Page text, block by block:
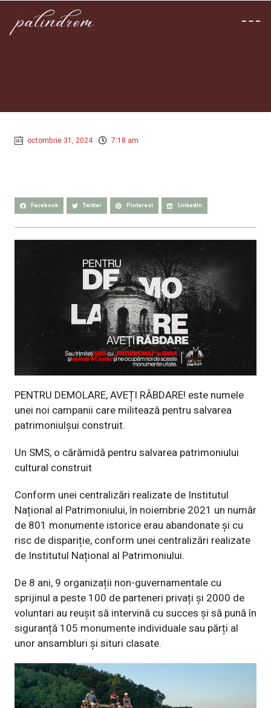
octombrie 31, 2024 7:18 am
Facebook Twitter Pinterest LinkedIn
PENTRU DEMOLARE, AVEȚI RĂBDARE! este numele
unei noi campanii care militează pentru salvarea
patrimoniulșui construit.
Un SMS, o cărămidă pentru salvarea patrimoniului
cultural construit
Conform unei centralizări realizate de Institutul
Național al Patrimoniului, în noiembrie 2021 un număr
de 801 monumente istorice erau abandonate și cu
risc de dispariție, conform unei centralizări realizate
de Institutul Național al Patrimoniului.
De 8 ani, 9 organizații non-guvernamentale cu
sprijinul a peste 100 de parteneri privați și 2000 de
voluntari au reușit să intervină cu succes și să pună în
siguranță 105 monumente individuale sau părți al
unor ansambluri și situri clasate.